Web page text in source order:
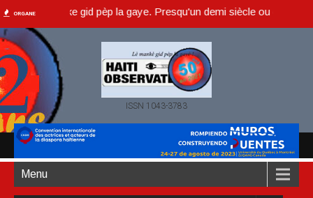
ORGANE
manke gid pèp la gaye. Presqu'un demi siècle ou dans un an
ISSN 1043-3783
Menu